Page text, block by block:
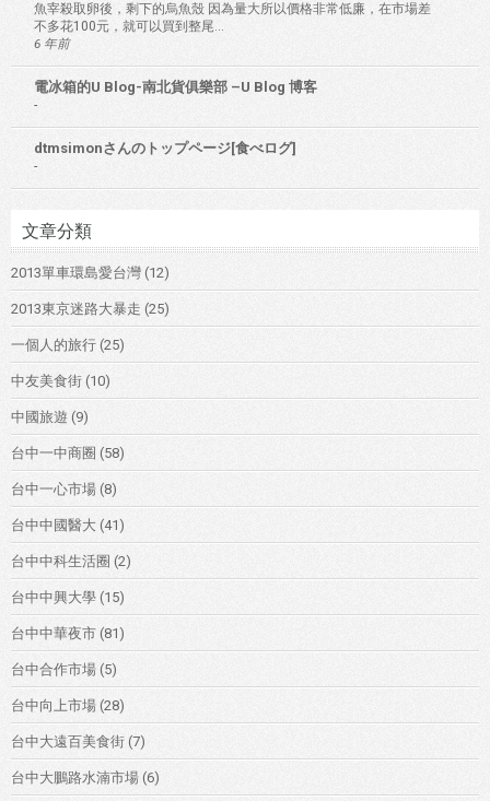
魚宰殺取卵後，剩下的烏魚殼 因為量大所以價格非常低廉，在市場差
不多花100元，就可以買到整尾...
6 年前
電冰箱的U Blog-南北貨俱樂部 –U Blog 博客
-
dtmsimonさんのトップページ[食べログ]
-
文章分類
2013單車環島愛台灣 (12)
2013東京迷路大暴走 (25)
一個人的旅行 (25)
中友美食街 (10)
中國旅遊 (9)
台中一中商圈 (58)
台中一心市場 (8)
台中中國醫大 (41)
台中中科生活圈 (2)
台中中興大學 (15)
台中中華夜市 (81)
台中合作市場 (5)
台中向上市場 (28)
台中大遠百美食街 (7)
台中大鵬路水湳市場 (6)